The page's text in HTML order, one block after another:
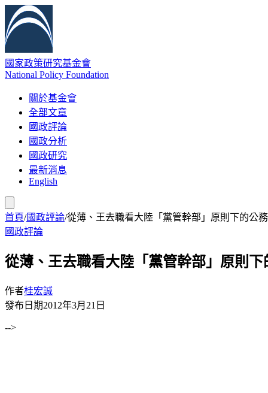
國家政策研究基金會
National Policy Foundation
關於基金會
全部文章
國政評論
國政分析
國政研究
最新消息
English
首頁/國政評論/從薄、王去職看大陸「黨管幹部」原則下的公
國政評論
從薄、王去職看大陸「黨管幹部」原則下
作者桂宏誠
發布日期2012年3月21日
-->